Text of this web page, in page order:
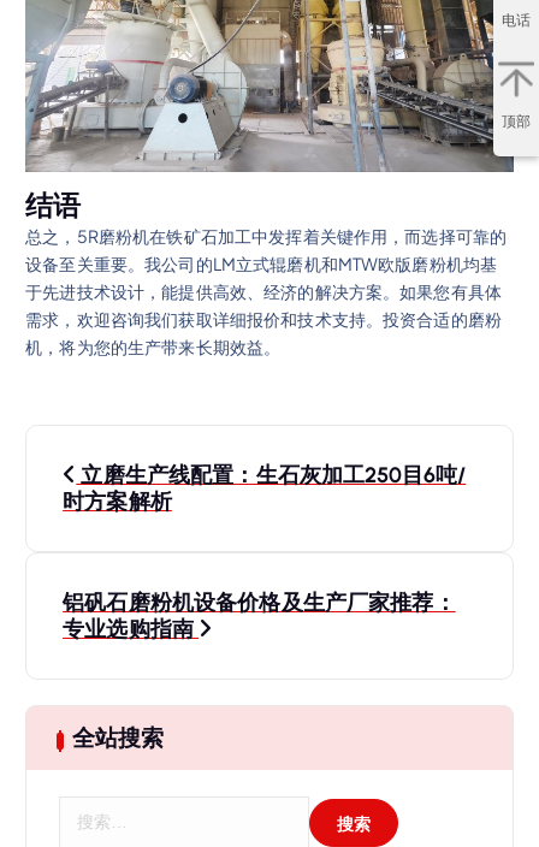
结语
总之，5R磨粉机在铁矿石加工中发挥着关键作用，而选择可靠的
设备至关重要。我公司的LM立式辊磨机和MTW欧版磨粉机均基
于先进技术设计，能提供高效、经济的解决方案。如果您有具体
需求，欢迎咨询我们获取详细报价和技术支持。投资合适的磨粉
机，将为您的生产带来长期效益。
文
章
航
立磨生产线配置：生石灰加工250目6吨/
时方案解析
铝矾石磨粉机设备价格及生产厂家推荐：
专业选购指南
全站搜索
电话
顶部